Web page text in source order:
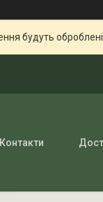
будуть
Контакти